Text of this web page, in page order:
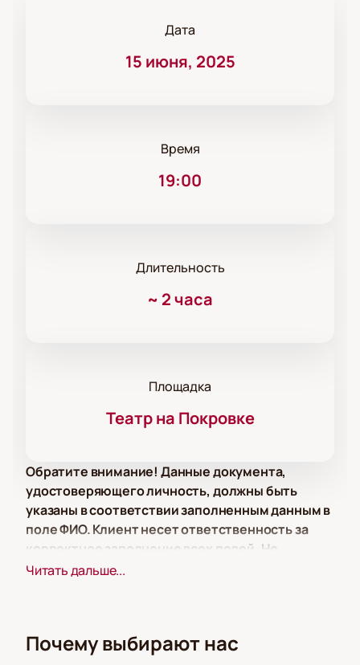
Дата
15 июня, 2025
Время
19:00
Длительность
~ 2 часа
Площадка
Театр на Покровке
Обратите внимание! Данные документа,
удостоверяющего личность, должны быть
указаны в соответствии заполненным данным в
поле ФИО. Клиент несет ответственность за
корректное заполнение всех полей. Не
забудьте взять документ с собой!
Спектакль «Поминальная молитва» в Театре на
Читать дальше...
Почему выбирают нас